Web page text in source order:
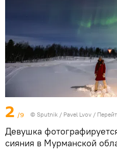
2 /9 © Sputnik / Pavel Lvov /
Девушка
сияния в Мурманской